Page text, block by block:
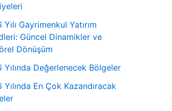
Gayrimenkul Yatırım
Güncel Dinamikler ve
Dönüşüm
Yılında Değerlenecek Bölgeler
Yılında En Çok Kazandıracak